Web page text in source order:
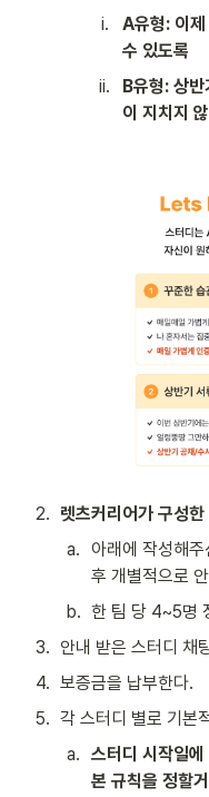
i.
A유형: 이
수 있도록
ii.
B유형: 상
이 지치지
2. 렛츠커리어가 구성한
a. 아래에 작성해
후 개별적으로
b. 한 팀 당 4~5명
3. 안내 받은 스터디 채
4. 보증금을 납부한다.
5. 각 스터디 별로 기본
a. 스터디 시작일에
본 규칙을 정할